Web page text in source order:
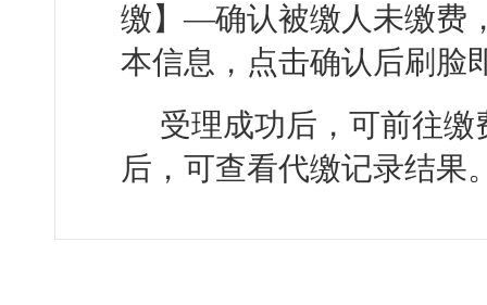
缴】—确认被缴人未缴费
本信息，点击确认后刷脸
受理成功后，可前往
后，可查看代缴记录结果